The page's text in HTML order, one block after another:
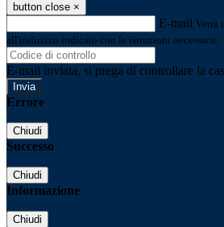
button close ×
E-mail Verrà
all'indirizzo indicato con le istruzioni necessarie.
E-mail inviata, si prega di controllare la
Errore
Chiudi
Successo
Chiudi
Informazione
Chiudi